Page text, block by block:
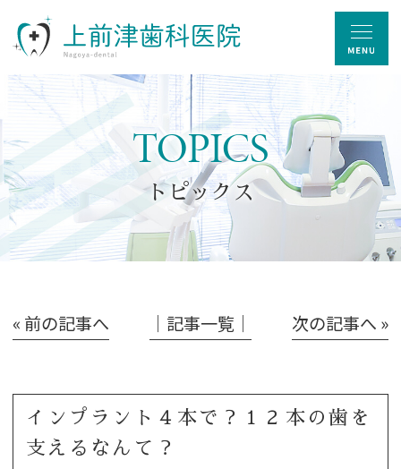
TOPICS
トピックス
« 前の記事へ │記事一覧│ 次の記事へ »
インプラント４本で？１２本の歯を
支えるなんて？